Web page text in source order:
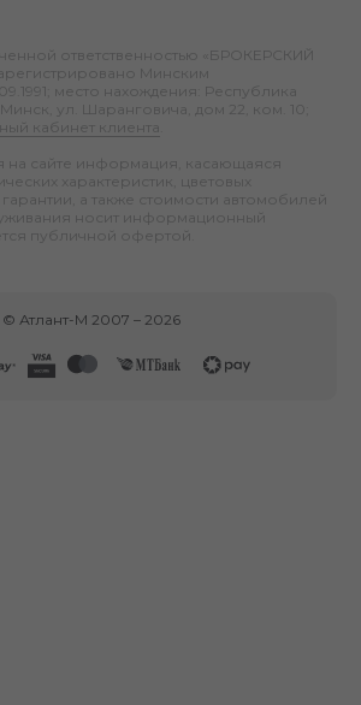
ответственностью «БРОКЕРСКИЙ
Минским
место нахождения: Республика
ул. Шаранговича, дом 22, ком. 10;
кабинет клиента
на сайте информация, касающаяся
характеристик, цветовых
гарантии, а также стоимости автомобилей
носит информационный
публичной офертой.
© Атлант-М 2007 – 2026